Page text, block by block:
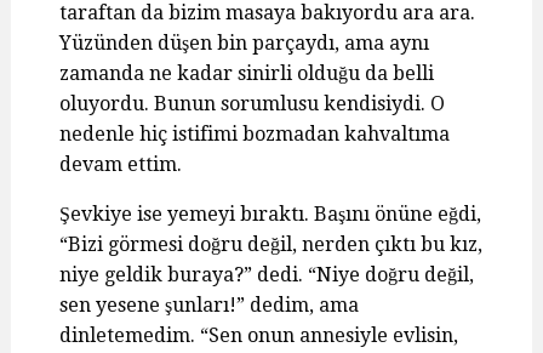
taraftan da bizim masaya bakıyordu ara ara.
Yüzünden düşen bin parçaydı, ama aynı
zamanda ne kadar sinirli olduğu da belli
oluyordu. Bunun sorumlusu kendisiydi. O
nedenle hiç istifimi bozmadan kahvaltıma
devam ettim.
Şevkiye ise yemeyi bıraktı. Başını önüne eğdi,
“Bizi görmesi doğru değil, nerden çıktı bu kız,
niye geldik buraya?” dedi. “Niye doğru değil,
sen yesene şunları!” dedim, ama
dinletemedim. “Sen onun annesiyle evlisin,